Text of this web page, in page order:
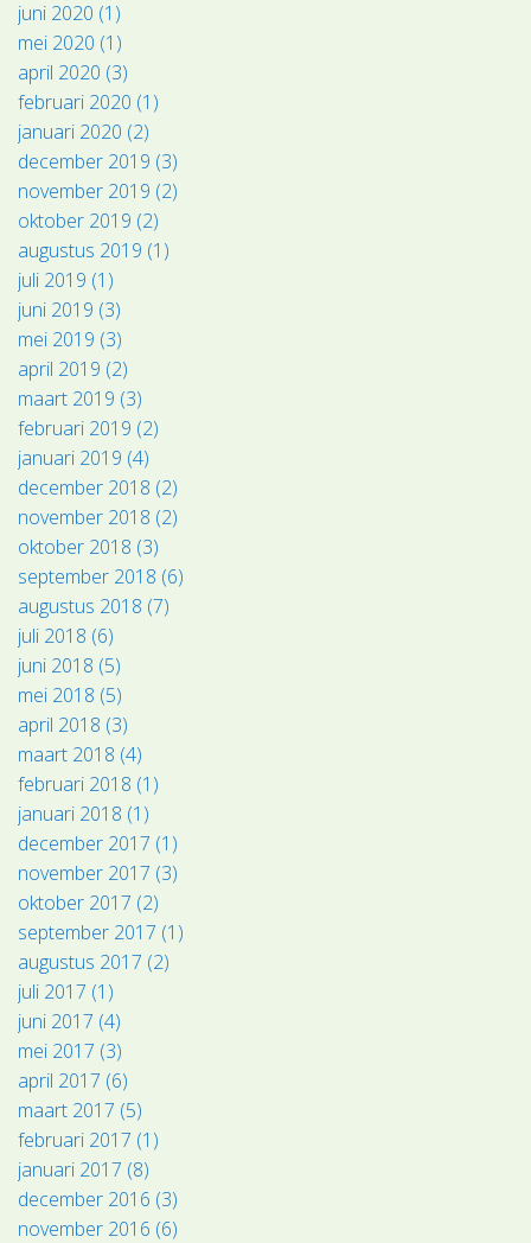
juni 2020 (1)
mei 2020 (1)
april 2020 (3)
februari 2020 (1)
januari 2020 (2)
december 2019 (3)
november 2019 (2)
oktober 2019 (2)
augustus 2019 (1)
juli 2019 (1)
juni 2019 (3)
mei 2019 (3)
april 2019 (2)
maart 2019 (3)
februari 2019 (2)
januari 2019 (4)
december 2018 (2)
november 2018 (2)
oktober 2018 (3)
september 2018 (6)
augustus 2018 (7)
juli 2018 (6)
juni 2018 (5)
mei 2018 (5)
april 2018 (3)
maart 2018 (4)
februari 2018 (1)
januari 2018 (1)
december 2017 (1)
november 2017 (3)
oktober 2017 (2)
september 2017 (1)
augustus 2017 (2)
juli 2017 (1)
juni 2017 (4)
mei 2017 (3)
april 2017 (6)
maart 2017 (5)
februari 2017 (1)
januari 2017 (8)
december 2016 (3)
november 2016 (6)